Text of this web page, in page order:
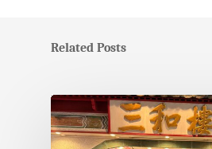
Related Posts